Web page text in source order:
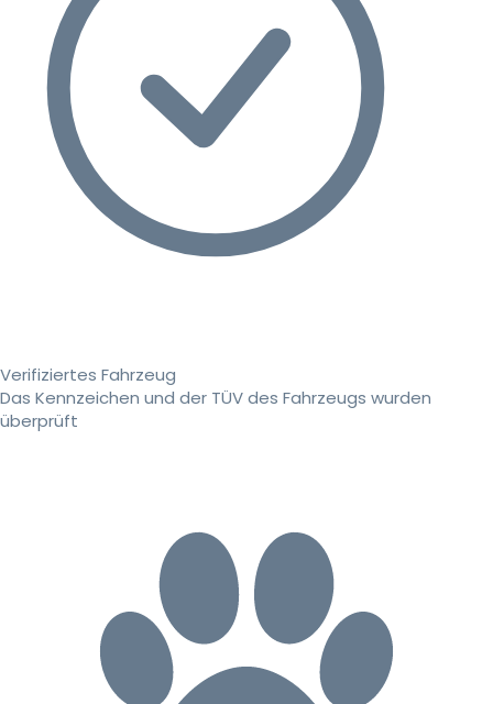
Verifiziertes Fahrzeug
Das Kennzeichen und der TÜV des Fahrzeugs wurden
überprüft